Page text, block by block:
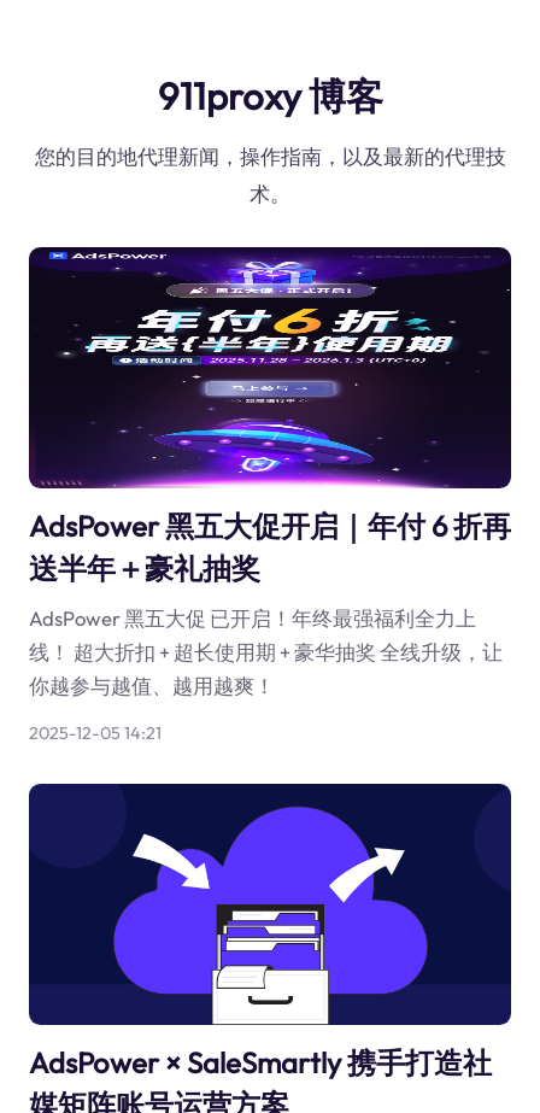
911proxy 博客
您的目的地代理新闻，操作指南，以及最新的代理技
术。
AdsPower 黑五大促开启｜年付 6 折再
送半年＋豪礼抽奖
AdsPower 黑五大促 已开启！年终最强福利全力上
线！ 超大折扣 + 超长使用期 + 豪华抽奖 全线升级，让
你越参与越值、越用越爽！
2025-12-05 14:21
AdsPower × SaleSmartly 携手打造社
媒矩阵账号运营方案